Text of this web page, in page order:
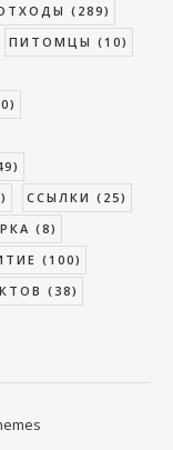
(289)
ПИТОМЦЫ (10)
ССЫЛКИ (25)
(8)
(100)
(38)